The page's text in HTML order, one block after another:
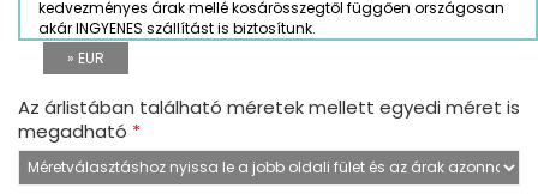
kedvezményes árak mellé kosárösszegtől függően országosan
akár INGYENES szállítást is biztosítunk.
» EUR
Az árlistában található méretek mellett egyedi méret is
megadható *